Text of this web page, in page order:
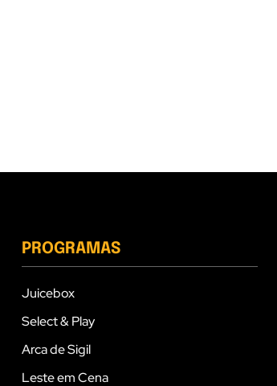
PROGRAMAS
Juicebox
Select & Play
Arca de Sigil
Leste em Cena